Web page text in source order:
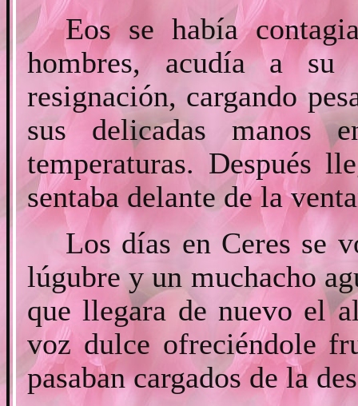
Eos se había
hombres, acudía a
resignación, cargando
sus delicadas manos
temperaturas. Después
sentaba delante de la
Los días en Ceres se
lúgubre y un muchacho
que llegara de nuevo el
voz dulce ofreciéndole
pasaban cargados de la